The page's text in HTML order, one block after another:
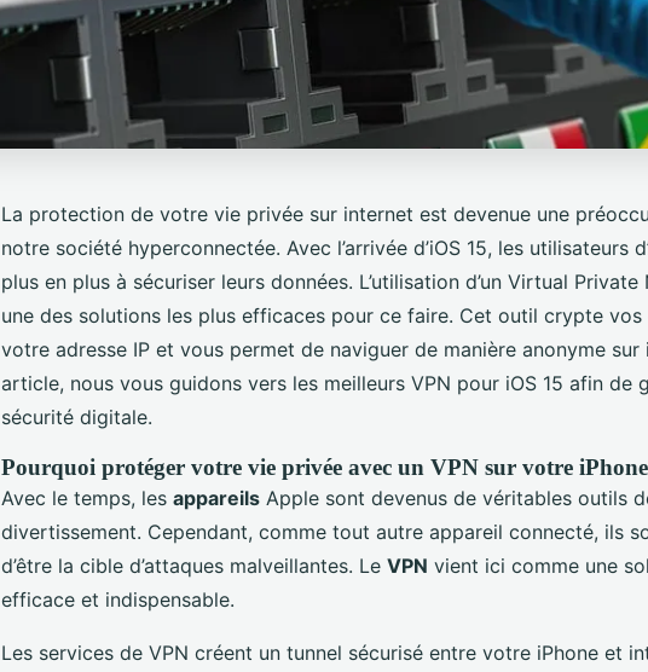
La protection de votre vie privée sur internet est devenue une
notre société hyperconnectée. Avec l’arrivée d’iOS 15, les utilisateurs
plus en plus à sécuriser leurs données. L’utilisation d’un Virtual
une des solutions les plus efficaces pour ce faire. Cet outil crypte vos
votre adresse IP et vous permet de naviguer de manière anonyme sur
article, nous vous guidons vers les meilleurs VPN pour iOS 15 afin de
sécurité digitale.
Pourquoi protéger votre vie privée avec un VPN sur votre
Avec le temps, les appareils Apple sont devenus de véritables outils
divertissement. Cependant, comme tout autre appareil connecté, ils
d’être la cible d’attaques malveillantes. Le VPN vient ici comme une
efficace et indispensable.
Les services de VPN créent un tunnel sécurisé entre votre iPhone et